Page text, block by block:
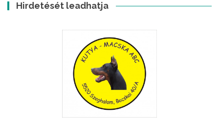
Hirdetését leadhatja